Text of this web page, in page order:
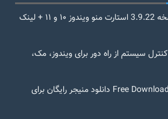
دانلود StartAllBack نسخه 3.9.22 استارت منو ویندوز ۱۰ و ۱۱ + لینک
دانلود AnyDesk 9.6.1 کنترل سیستم از راه دور برای ویندوز، مک،
دانلود Free Download Manager 6.30 دانلود منیجر رایگان برای